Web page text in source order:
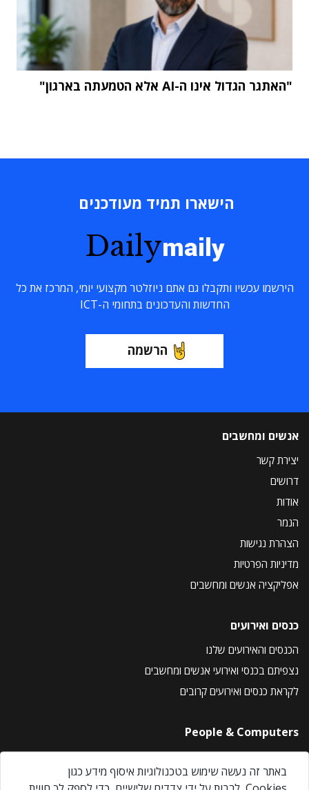
"האתגר הגדול אינו ה-AI אלא הטמעתה בארגון"
הישארו תמיד מעודכנים
Dailymaily
הירשמו עכשיו ותקבלו גם אתם ניוזלטר מקצועי יומי, המרכז את כל
החדשות והעדכונים בתחומי ה-ICT
הרשמה
אנשים ומחשבים
יצירת קשר
דרושים
אודות
הנמר
הצהרת נגישות
מדיניות הפרטיות
אפליקציה אנשים ומחשבים
כנסים ואירועים
הכנסים והאירועים שלנו
נצפיתם בכנסי ואירועי אנשים ומחשבים
לקראת כנסים ואירועים קרובים
People & Computers
About Us
Privacy Policy
באתר זה נעשה שימוש בטכנולוגיות איסוף מידע כגון